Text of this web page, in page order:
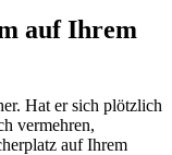
auf Ihrem
Hat er sich plötzlich
vermehren,
auf Ihrem